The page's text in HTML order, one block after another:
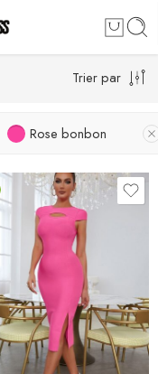
Trier par
Rose bonbon